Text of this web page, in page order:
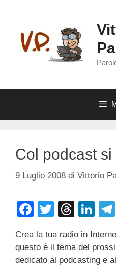
contenuto
Col podcast si
9 Luglio 2008 di Vittorio
F
c
e
T
tt
er
T
e
a
Li
k
e
Crea la tua radio in
questo è il tema del
dedicato al podcasting e